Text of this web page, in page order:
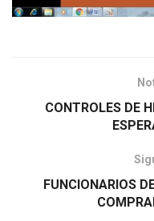
CONTROLES DE
FUNCIONARIOS